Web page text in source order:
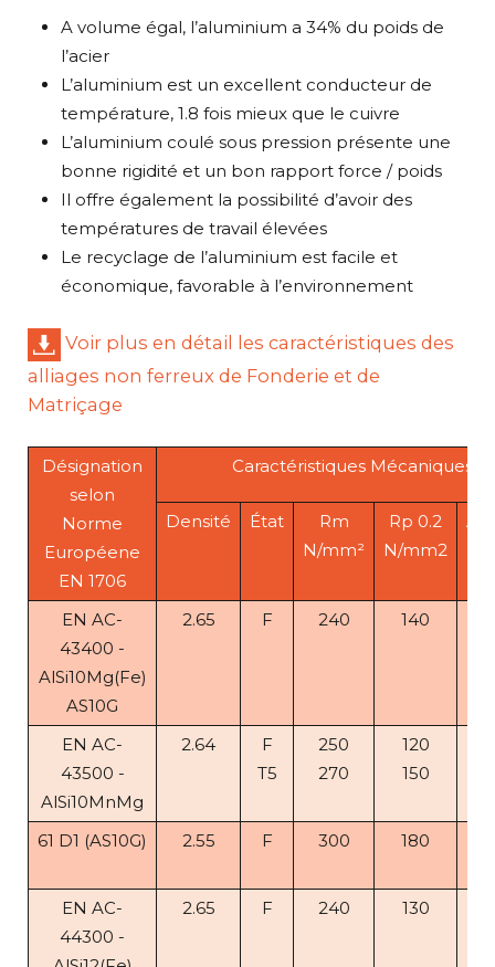
A volume égal, l’aluminium a 34% du poids de
l’acier
L’aluminium est un excellent conducteur de
température, 1.8 fois mieux que le cuivre
L’aluminium coulé sous pression présente une
bonne rigidité et un bon rapport force / poids
Il offre également la possibilité d’avoir des
températures de travail élevées
Le recyclage de l’aluminium est facile et
économique, favorable à l’environnement
Voir plus en détail les caractéristiques des
alliages non ferreux de Fonderie et de
Matriçage
Désignation
selon
Norme
Européene
EN 1706
Caractéristiques Mécaniques
Densité État
Rm
N/mm²
Rp 0.2
N/mm2
A%
EN AC-
43400 -
AlSi10Mg(Fe)
AS10G
2.65 F 240 140
EN AC-
43500 -
AlSi10MnMg
2.64
F
T5
250
270
120
150
61 D1 (AS10G) 2.55 F 300 180
EN AC-
44300 -
2.65 F 240 130